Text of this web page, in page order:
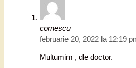
cornescu
februarie 20, 2022 la 12:19
Multumim , dle doctor.